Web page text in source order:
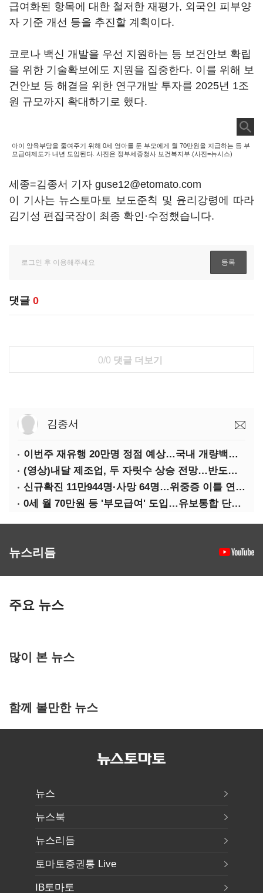
급여화된 항목에 대한 철저한 재평가, 외국인 피부양
자 기준 개선 등을 추진할 계획이다.
코로나 백신 개발을 우선 지원하는 등 보건안보 확립
을 위한 기술확보에도 지원을 집중한다. 이를 위해 보
건안보 등 해결을 위한 연구개발 투자를 2025년 1조
원 규모까지 확대하기로 했다.
아이 양육부담을 줄여주기 위해 0세 영아를 둔 부모에게 월 70만원을 지급하는 등 부
모급여제도가 내년 도입된다. 사진은 정부세종청사 보건복지부.(사진=뉴시스)
세종=김종서 기자 guse12@etomato.com
이 기사는 뉴스토마토 보도준칙 및 윤리강령에 따라
김기성 편집국장이 최종 확인·수정했습니다.
댓글 0
0/0 댓글 더보기
김종서
이번주 재유행 20만명 정점 예상…국내 개량백신 도입은 '언제쯤'
(영상)내달 제조업, 두 자릿수 상승 전망…반도체·가전은 어두워
신규확진 11만944명·사망 64명…위중증 이틀 연속 500명대
0세 월 70만원 등 '부모급여' 도입…유보통합 단계적 추진
뉴스리듬
주요 뉴스
많이 본 뉴스
함께 볼만한 뉴스
뉴스
뉴스북
뉴스리듬
토마토증권통 Live
IB토마토